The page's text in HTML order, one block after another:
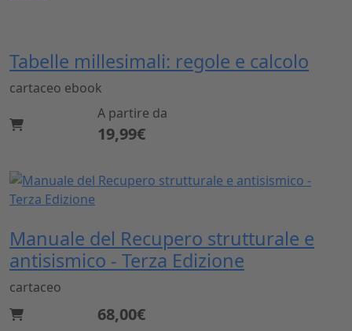
Tabelle millesimali: regole e calcolo
cartaceo ebook
A partire da
19,99€
Manuale del Recupero strutturale e
antisismico - Terza Edizione
cartaceo
68,00€